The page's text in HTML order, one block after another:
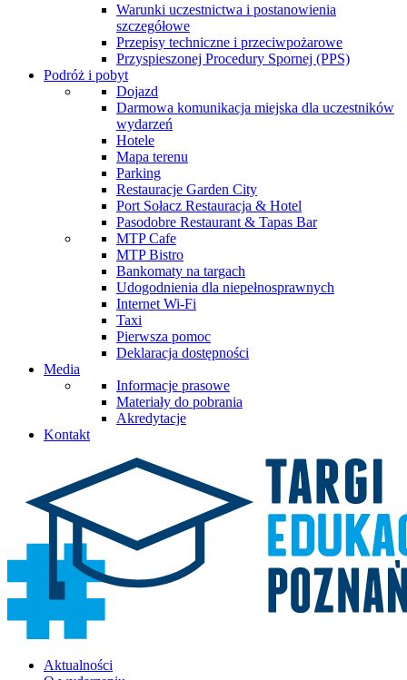
Warunki uczestnictwa i postanowienia
szczegółowe
Przepisy techniczne i przeciwpożarowe
Przyspieszonej Procedury Spornej (PPS)
Podróż i pobyt
Dojazd
Darmowa komunikacja miejska dla uczestników
wydarzeń
Hotele
Mapa terenu
Parking
Restauracje Garden City
Port Sołacz Restauracja & Hotel
Pasodobre Restaurant & Tapas Bar
MTP Cafe
MTP Bistro
Bankomaty na targach
Udogodnienia dla niepełnosprawnych
Internet Wi-Fi
Taxi
Pierwsza pomoc
Deklaracja dostępności
Media
Informacje prasowe
Materiały do pobrania
Akredytacje
Kontakt
Aktualności